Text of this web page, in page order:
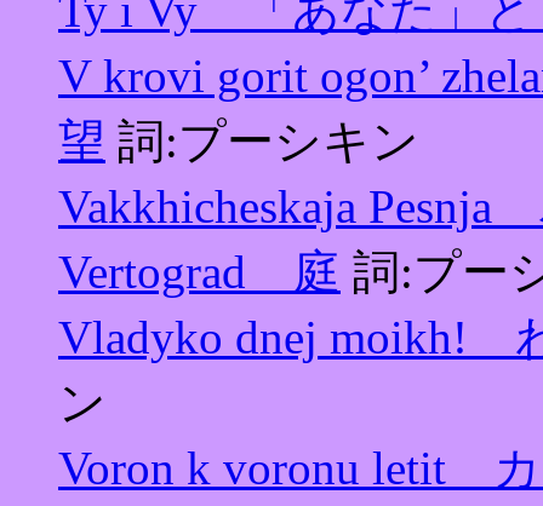
V krovi gorit ogon’
望 詞:プーシキン
Vakkhicheskaja
Vertograd 庭 詞:プー
Vladyko dnej moikh!
ン
Voron k voronu letit